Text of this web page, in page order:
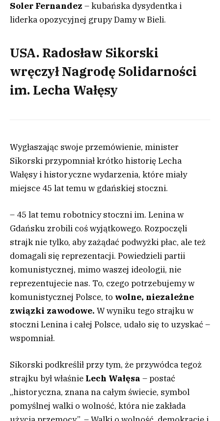
Soler Fernandez – kubańska dysydentka i
liderka opozycyjnej grupy Damy w Bieli.
USA. Radosław Sikorski
wręczył Nagrodę Solidarności
im. Lecha Wałęsy
Wygłaszając swoje przemówienie, minister
Sikorski przypomniał krótko historię Lecha
Wałęsy i historyczne wydarzenia, które miały
miejsce 45 lat temu w gdańskiej stoczni.
– 45 lat temu robotnicy stoczni im. Lenina w
Gdańsku zrobili coś wyjątkowego. Rozpoczęli
strajk nie tylko, aby zażądać podwyżki płac, ale też
domagali się reprezentacji. Powiedzieli partii
komunistycznej, mimo waszej ideologii, nie
reprezentujecie nas. To, czego potrzebujemy w
komunistycznej Polsce, to wolne, niezależne
związki zawodowe. W wyniku tego strajku w
stoczni Lenina i całej Polsce, udało się to uzyskać –
wspomniał.
Sikorski podkreślił przy tym, że przywódca tegoż
strajku był właśnie Lech Wałęsa – postać
„historyczna, znana na całym świecie, symbol
pomyślnej walki o wolność, która nie zakłada